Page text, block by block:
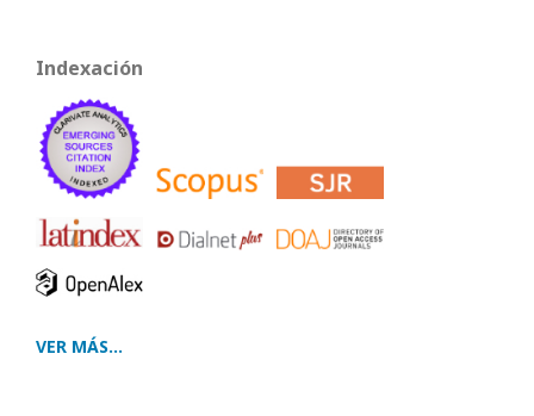
Indexación
VER MÁS...